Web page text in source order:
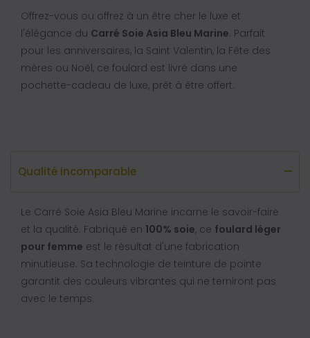
Offrez-vous ou offrez à un être cher le luxe et
l'élégance du Carré Soie Asia Bleu Marine. Parfait
pour les anniversaires, la Saint Valentin, la Fête des
mères ou Noël, ce foulard est livré dans une
pochette-cadeau de luxe, prêt à être offert.
Qualité incomparable
Le Carré Soie Asia Bleu Marine incarne le savoir-faire
et la qualité. Fabriqué en 100% soie, ce foulard léger
pour femme est le résultat d'une fabrication
minutieuse. Sa technologie de teinture de pointe
garantit des couleurs vibrantes qui ne terniront pas
avec le temps.